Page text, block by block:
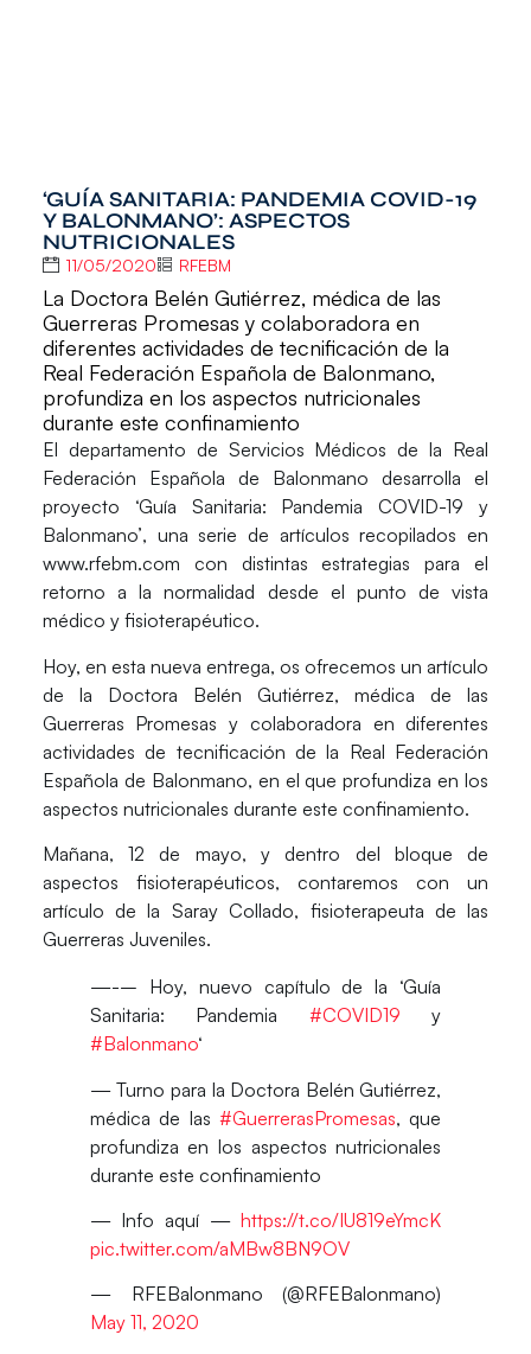
‘GUÍA SANITARIA: PANDEMIA COVID-19
Y BALONMANO’: ASPECTOS
NUTRICIONALES
11/05/2020 RFEBM
La Doctora Belén Gutiérrez, médica de las
Guerreras Promesas y colaboradora en
diferentes actividades de tecnificación de la
Real Federación Española de Balonmano,
profundiza en los aspectos nutricionales
durante este confinamiento
El departamento de Servicios Médicos de la Real
Federación Española de Balonmano desarrolla el
proyecto ‘Guía Sanitaria: Pandemia COVID-19 y
Balonmano’, una serie de artículos recopilados en
www.rfebm.com con distintas estrategias para el
retorno a la normalidad desde el punto de vista
médico y fisioterapéutico.
Hoy, en esta nueva entrega, os ofrecemos un artículo
de la Doctora Belén Gutiérrez, médica de las
Guerreras Promesas y colaboradora en diferentes
actividades de tecnificación de la Real Federación
Española de Balonmano, en el que profundiza en los
aspectos nutricionales durante este confinamiento.
Mañana, 12 de mayo, y dentro del bloque de
aspectos fisioterapéuticos, contaremos con un
artículo de la Saray Collado, fisioterapeuta de las
Guerreras Juveniles.
—-‍– Hoy, nuevo capítulo de la ‘Guía
Sanitaria: Pandemia #COVID19 y
#Balonmano‘
— Turno para la Doctora Belén Gutiérrez,
médica de las #GuerrerasPromesas, que
profundiza en los aspectos nutricionales
durante este confinamiento
— Info aquí —https://t.co/IU819eYmcK
pic.twitter.com/aMBw8BN9OV
— RFEBalonmano (@RFEBalonmano)
May 11, 2020